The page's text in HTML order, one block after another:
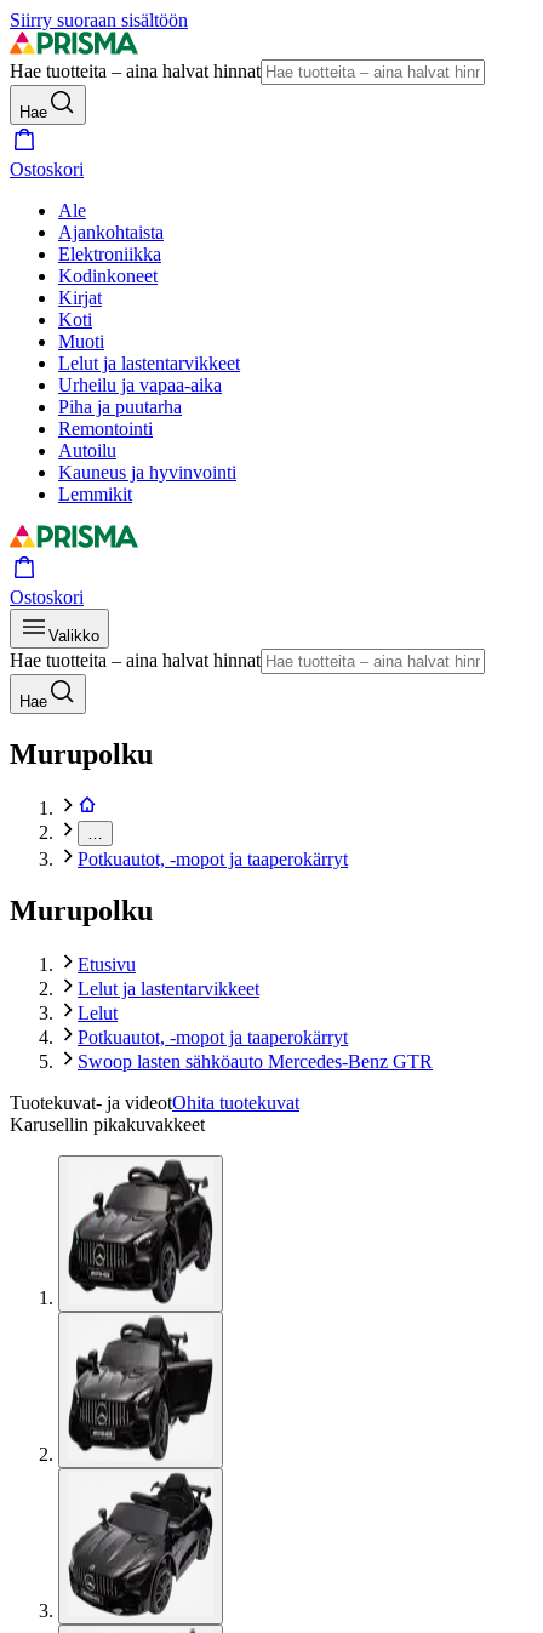
Siirry suoraan sisältöön
Hae tuotteita – aina halvat hinnat
Hae
Ostoskori
Ale
Ajankohtaista
Elektroniikka
Kodinkoneet
Kirjat
Koti
Muoti
Lelut ja lastentarvikkeet
Urheilu ja vapaa-aika
Piha ja puutarha
Remontointi
Autoilu
Kauneus ja hyvinvointi
Lemmikit
Ostoskori
Valikko
Hae tuotteita – aina halvat hinnat
Hae
Murupolku
Potkuautot, -mopot ja taaperokärryt
Murupolku
Etusivu
Lelut ja lastentarvikkeet
Lelut
Potkuautot, -mopot ja taaperokärryt
Swoop lasten sähköauto Mercedes-Benz GTR
Tuotekuvat- ja videotOhita tuotekuvat
Karusellin pikakuvakkeet